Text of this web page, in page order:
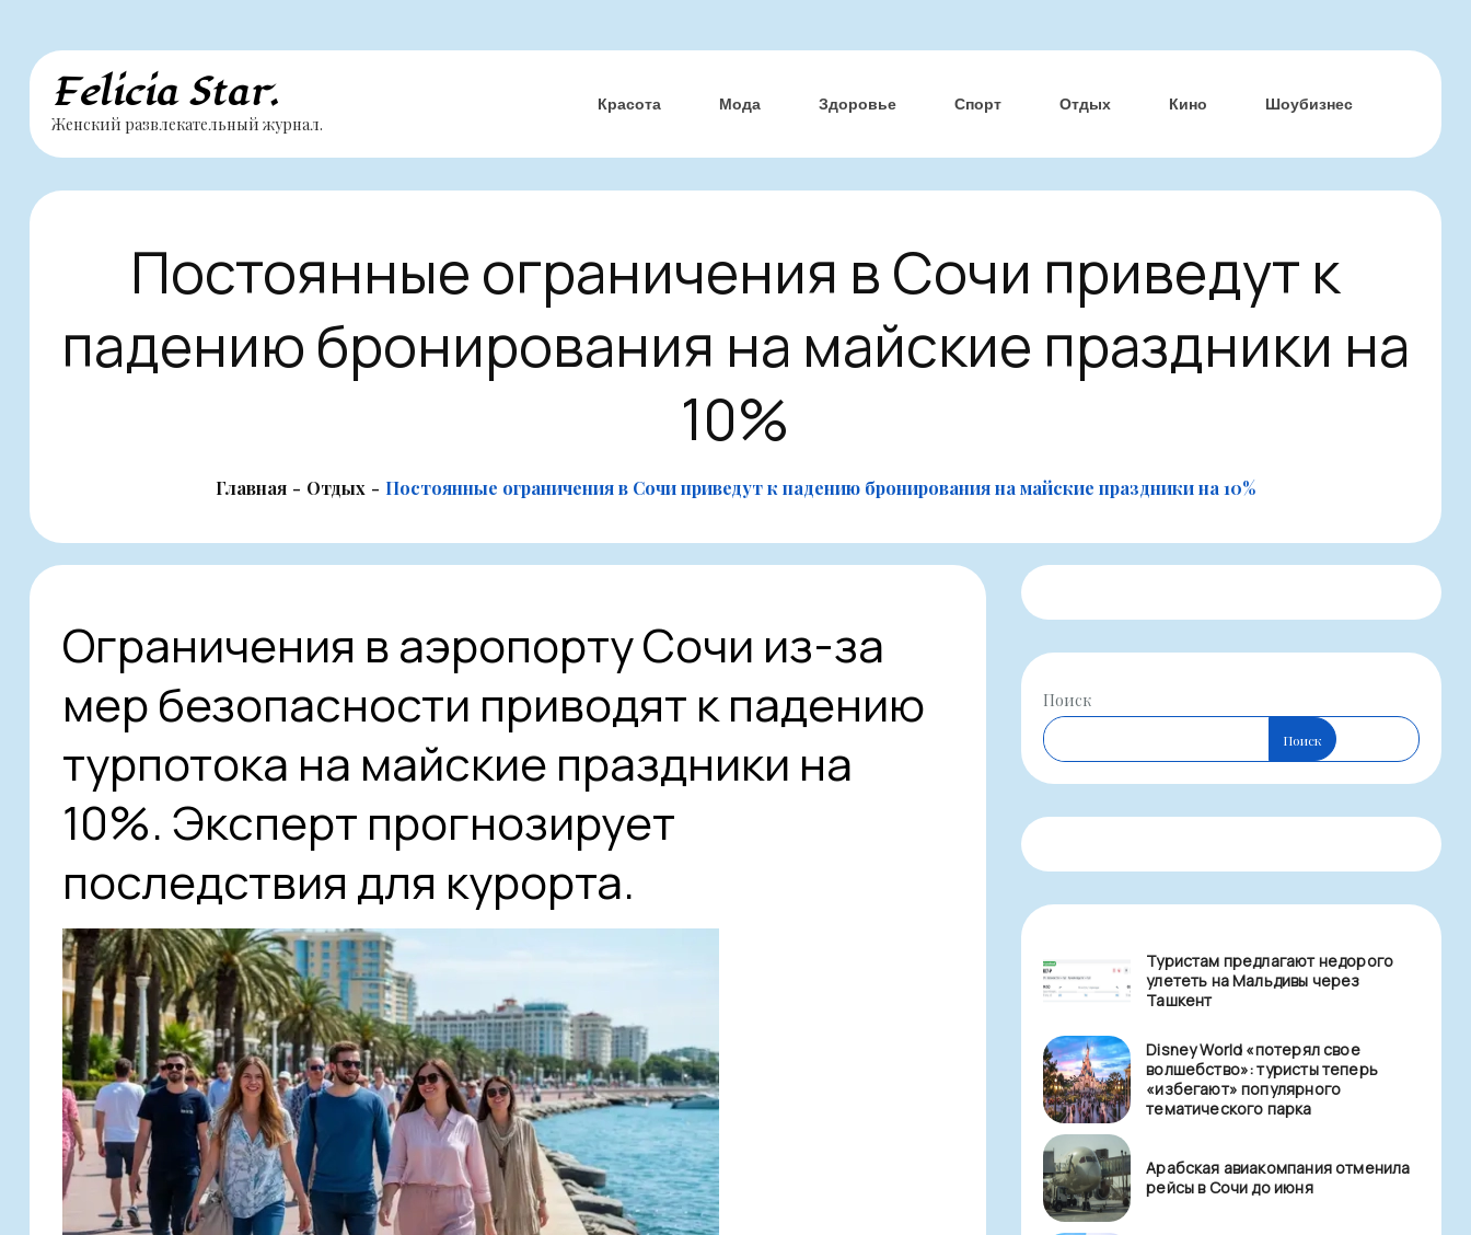
Перейти
содержимому
Felicia Star.
Женский развлекательный журнал.
Красота Мода Здоровье Спорт Отдых Кино Шоубизнес
Постоянные ограничения в Сочи приведут к
падению бронирования на майские праздники на
10%
Главная Отдых Постоянные ограничения в Сочи приведут к падению бронирования на майские праздники на 10%
Ограничения в аэропорту Сочи из-за
мер безопасности приводят к падению
турпотока на майские праздники на
10%. Эксперт прогнозирует
последствия для курорта.
Поиск
Поиск
Туристам предлагают недорого
улететь на Мальдивы через
Ташкент
Disney World «потерял свое
волшебство»: туристы теперь
«избегают» популярного
тематического парка
Арабская авиакомпания отменила
рейсы в Сочи до июня